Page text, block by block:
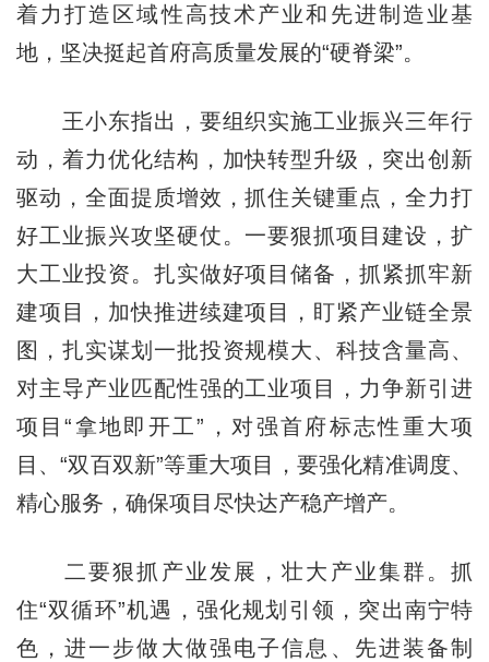
着力打造区域性高技术产业和先进制造业基
地，坚决挺起首府高质量发展的“硬脊梁”。
王小东指出，要组织实施工业振兴三年行
动，着力优化结构，加快转型升级，突出创新
驱动，全面提质增效，抓住关键重点，全力打
好工业振兴攻坚硬仗。一要狠抓项目建设，扩
大工业投资。扎实做好项目储备，抓紧抓牢新
建项目，加快推进续建项目，盯紧产业链全景
图，扎实谋划一批投资规模大、科技含量高、
对主导产业匹配性强的工业项目，力争新引进
项目“拿地即开工”，对强首府标志性重大项
目、“双百双新”等重大项目，要强化精准调度、
精心服务，确保项目尽快达产稳产增产。
二要狠抓产业发展，壮大产业集群。抓
住“双循环”机遇，强化规划引领，突出南宁特
色，进一步做大做强电子信息、先进装备制